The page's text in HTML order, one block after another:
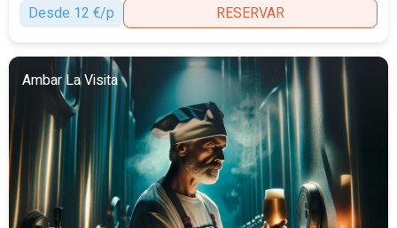
Desde 12 €/p
RESERVAR
Ambar La Visita